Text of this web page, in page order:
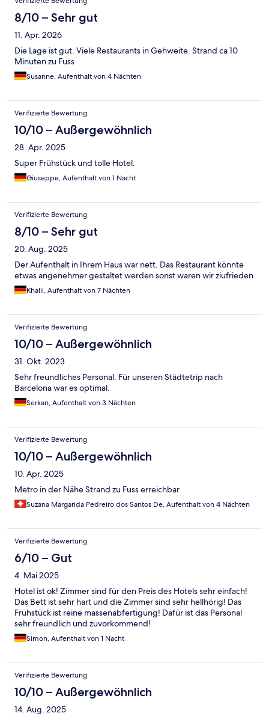
8/10 – Sehr gut
11. Apr. 2026
Die Lage ist gut. Viele Restaurants in Gehweite. Strand ca 10
Minuten zu Fuss
Susanne, Aufenthalt von 4 Nächten
Verifizierte Bewertung
10/10 – Außergewöhnlich
28. Apr. 2025
Super Frühstück und tolle Hotel.
Giuseppe, Aufenthalt von 1 Nacht
Verifizierte Bewertung
8/10 – Sehr gut
20. Aug. 2025
Der Aufenthalt in Ihrem Haus war nett. Das Restaurant könnte
etwas angenehmer gestaltet werden sonst waren wir ziufrieden
Khalil, Aufenthalt von 7 Nächten
Verifizierte Bewertung
10/10 – Außergewöhnlich
31. Okt. 2023
Sehr freundliches Personal. Für unseren Städtetrip nach
Barcelona war es optimal.
Serkan, Aufenthalt von 3 Nächten
Verifizierte Bewertung
10/10 – Außergewöhnlich
10. Apr. 2025
Metro in der Nähe Strand zu Fuss erreichbar
Suzana Margarida Pedreiro dos Santos De, Aufenthalt von 4 Nächten
Verifizierte Bewertung
6/10 – Gut
4. Mai 2025
Hotel ist ok! Zimmer sind für den Preis des Hotels sehr einfach!
Das Bett ist sehr hart und die Zimmer sind sehr hellhörig! Das
Frühstück ist reine massenabfertigung! Dafür ist das Personal
sehr freundlich und zuvorkommend!
Simon, Aufenthalt von 1 Nacht
Verifizierte Bewertung
10/10 – Außergewöhnlich
14. Aug. 2025